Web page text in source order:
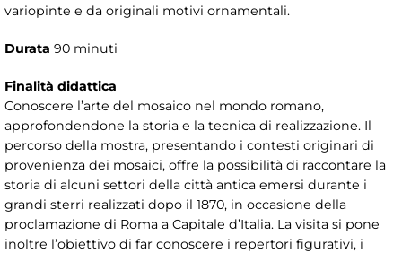
variopinte e da originali motivi ornamentali.
Durata 90 minuti
Finalità didattica
Conoscere l’arte del mosaico nel mondo romano,
approfondendone la storia e la tecnica di realizzazione. Il
percorso della mostra, presentando i contesti originari di
provenienza dei mosaici, offre la possibilità di raccontare la
storia di alcuni settori della città antica emersi durante i
grandi sterri realizzati dopo il 1870, in occasione della
proclamazione di Roma a Capitale d’Italia. La visita si pone
inoltre l’obiettivo di far conoscere i repertori figurativi, i